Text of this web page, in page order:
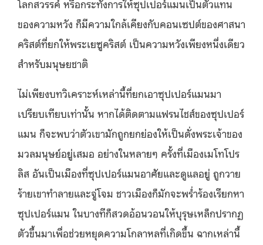
โลกสวรรค์ หรือกระทั่งการให้ซุปเปอร์แมนเป็นตัวแทน
ของความหวัง ก็มีความใกล้เคียงกับคอนเซปต์ของศาสนา
คริสต์ที่ยกให้พระเยซูคริสต์ เป็นความหวังเพียงหนึ่งเดียว
สำหรับมนุษยชาติ
ไม่เพียงบทวิเคราะห์เหล่านี้ที่ยกเอาซุปเปอร์แมนมา
เปรียบเทียบเท่านั้น หากได้ติดตามแฟรนไชส์ของซุปเปอร์
แมน ก็จะพบว่าตัวเขามักถูกยกย่องให้เป็นดั่งพระเจ้าของ
มวลมนุษย์อยู่เสมอ อย่างในหลายๆ ครั้งที่เมืองเมโทโปร
ลิส อันเป็นเมืองที่ซุปเปอร์แมนอาศัยและดูแลอยู่ ถูกวาย
ร้ายเขาทำลายและจู่โจม ชาวเมืองก็มักจะพร่ำร้องเรียกหา
ซุปเปอร์แมน ในบางทีก็สวดอ้อนวอนให้บุรุษเหล็กปรากฏ
ตัวขึ้นมาเพื่อช่วยหยุดความโกลาหลที่เกิดขึ้น ฉากเหล่านี้